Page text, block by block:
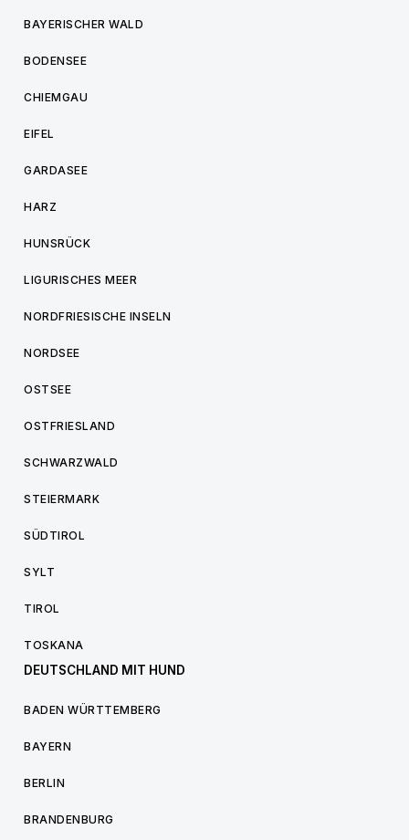
BAYERISCHER WALD
BODENSEE
CHIEMGAU
EIFEL
GARDASEE
HARZ
HUNSRÜCK
LIGURISCHES MEER
NORDFRIESISCHE INSELN
NORDSEE
OSTSEE
OSTFRIESLAND
SCHWARZWALD
STEIERMARK
SÜDTIROL
SYLT
TIROL
TOSKANA
DEUTSCHLAND MIT HUND
BADEN WÜRTTEMBERG
BAYERN
BERLIN
BRANDENBURG